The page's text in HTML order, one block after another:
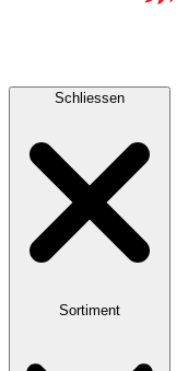
Schliessen
Sortiment